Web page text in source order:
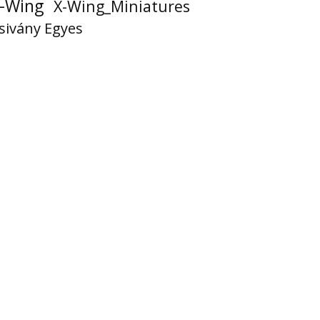
Wing X-Wing_Miniatures
Egyes